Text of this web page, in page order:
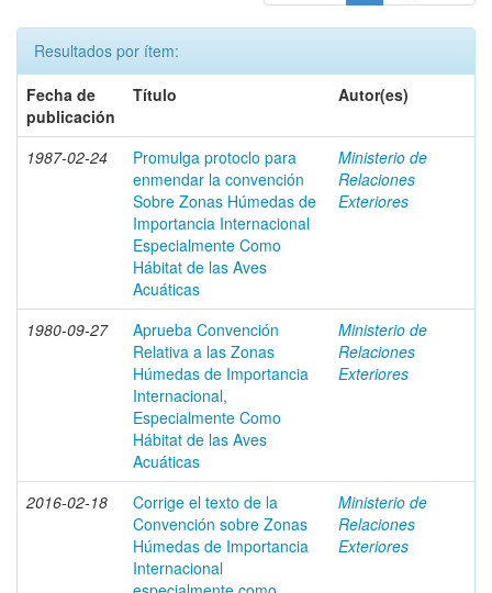
Resultados por ítem:
Fecha de
publicación
Título Autor(es)
1987-02-24
Promulga protoclo para
enmendar la convención
Sobre Zonas Húmedas de
Importancia Internacional
Especialmente Como
Hábitat de las Aves
Acuáticas
Ministerio de
Relaciones
Exteriores
1980-09-27
Aprueba Convención
Relativa a las Zonas
Húmedas de Importancia
Internacional,
Especialmente Como
Hábitat de las Aves
Acuáticas
Ministerio de
Relaciones
Exteriores
2016-02-18
Corrige el texto de la
Convención sobre Zonas
Húmedas de Importancia
Internacional
Ministerio de
Relaciones
Exteriores